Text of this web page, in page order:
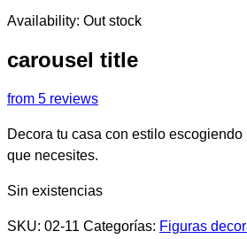
Availability: Out stock
carousel title
from 5 reviews
Decora tu casa con estilo
que necesites.
Sin existencias
SKU: 02-11 Categorías: Figuras